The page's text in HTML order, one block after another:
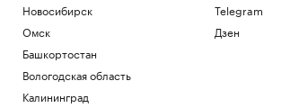
Новосибирск
Омск
Башкортостан
Вологодская область
Калининград
Telegram
Дзен